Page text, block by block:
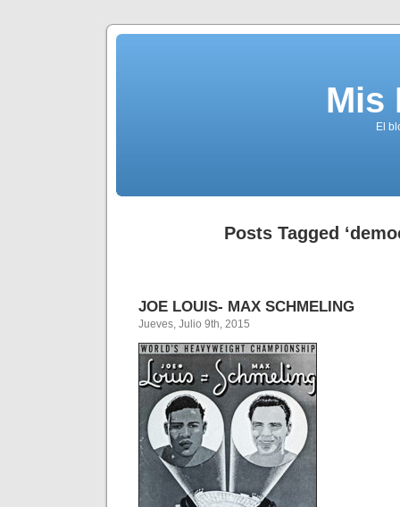
Mis
El
Posts Tagged
JOE LOUIS- MAX SCHMELING
Jueves, Julio 9th, 2015